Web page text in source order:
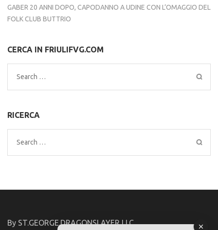
GABER 20 ANNI DOPO, CAPODANNO A UDINE CON L’OMAGGIO DEL
FOLK CLUB BUTTRIO
CERCA IN FRIULIFVG.COM
Search
for:
RICERCA
Search
for:
By ST.GEORGE.DRAGONSLAYER LLC